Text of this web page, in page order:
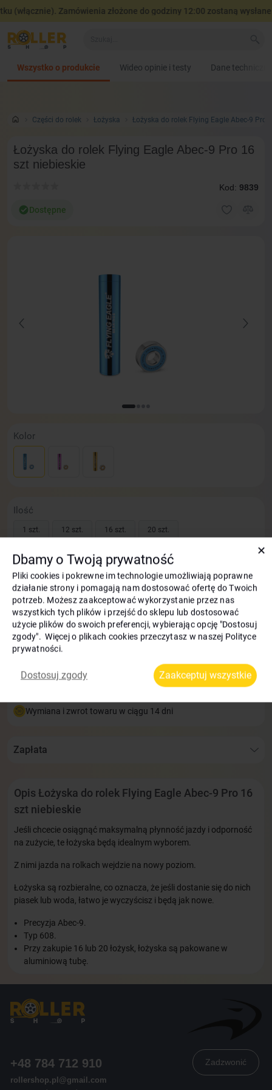
(włącznie). Zamówienia złożone do godziny 12:00 zostaną wysłane
Сzęści do rolek Łożyska Łożyska do rolek Flying Eagle Abec-9 Pro
Wszystko o produkcie Wideo opinie i testy Dane techniczne
Łożyska do rolek Flying Eagle Abec-9 Pro 16
szt niebieskie
Dostępne
Kod: 9839
Kolor
Ilość
1 szt. 12 szt. 16 szt. 20 szt.
160 zł -6%
150 zł
Najniższa cena z 30 dni: 150zł
Bonusy: 8 zł
Do kosza
Dostawa i odbiór:
Wymiana i zwrot towaru w ciągu 14 dni
Zapłata
Opis Łożyska do rolek Flying Eagle Abec-9 Pro 16
szt niebieskie
Jeśli chcecie osiągnąć maksymalną płynność jazdy i odporność
na zużycie, te łożyska będą idealnym wyborem.
Z nimi jazda na rolkach wejdzie na nowy poziom.
Łożyska są rozbieralne, co oznacza, że jeśli dostanie się do nich
piasek lub woda, łatwo je wyczyścisz i będą jak nowe.
Precyzja Abec-9.
Typ 608.
Przy zakupie 16 lub 20 łożysk, łożyska są pakowane w
aluminiową tubę.
+48 784 712 910
rollershop.pl@gmail.com
Zadzwonić
✕
Dbamy o Twoją prywatność
Pliki cookies i pokrewne im technologie umożliwiają poprawne
działanie strony i pomagają nam dostosować ofertę do Twoich
potrzeb. Możesz zaakceptować wykorzystanie przez nas
wszystkich tych plików i przejść do sklepu lub dostosować
użycie plików do swoich preferencji, wybierając opcję "Dostosuj
zgody". Więcej o plikach cookies przeczytasz w naszej Polityce
prywatności.
Dostosuj zgody Zaakceptuj wszystkie